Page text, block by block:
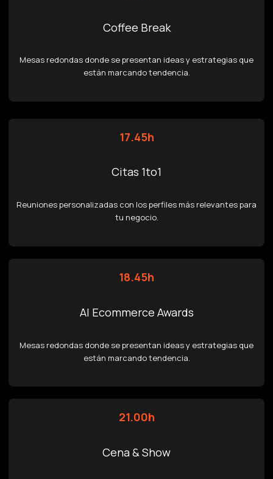
Coffee Break
Mesas redondas donde se presentan ideas y estrategias que
están marcando tendencia.
17.45h
Citas 1to1
Reuniones personalizadas con los perfiles más relevantes para
tu negocio.
18.45h
AI Ecommerce Awards
Mesas redondas donde se presentan ideas y estrategias que
están marcando tendencia.
21.00h
Cena & Show